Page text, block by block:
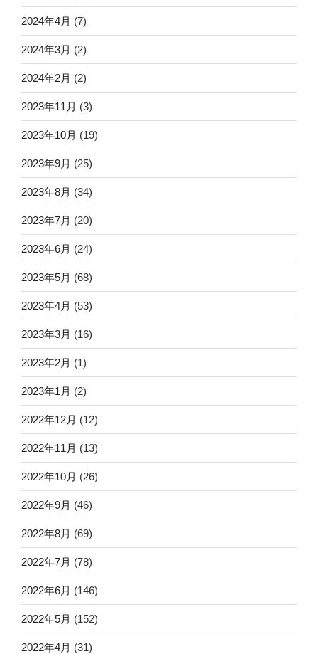
2024年4月 (7)
2024年3月 (2)
2024年2月 (2)
2023年11月 (3)
2023年10月 (19)
2023年9月 (25)
2023年8月 (34)
2023年7月 (20)
2023年6月 (24)
2023年5月 (68)
2023年4月 (53)
2023年3月 (16)
2023年2月 (1)
2023年1月 (2)
2022年12月 (12)
2022年11月 (13)
2022年10月 (26)
2022年9月 (46)
2022年8月 (69)
2022年7月 (78)
2022年6月 (146)
2022年5月 (152)
2022年4月 (31)